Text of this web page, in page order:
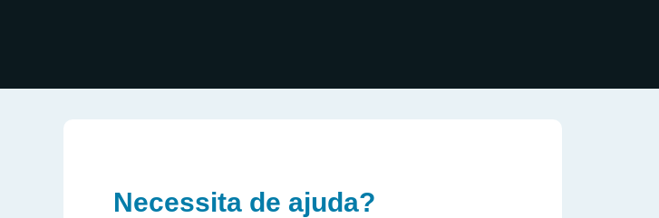
Necessita de ajuda?